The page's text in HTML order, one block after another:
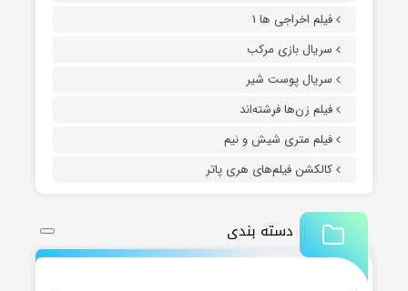
فیلم اخراجی ها ۱
سریال بازی مرکب
سریال پوست شیر
فیلم زن‌ها فرشته‌اند
فیلم متری شیش و نیم
کالکشن فیلم‌های هری پاتر
دسته بندی